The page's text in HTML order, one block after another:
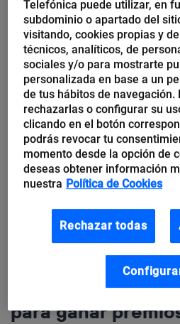
10 consejos a
para ganar
Telefónica puede utilizar, en
subdominio o apartado del
visitando, cookies propias y
técnicos, analíticos, de
sociales y/o para mostrarte
personalizada en base a un
de tus hábitos de navegación.
rechazarlas o configurar su
clicando en el botón
podrás revocar tu
momento desde la opción de
deseas obtener información
nuestra Política de Cookies
Rechazar todas